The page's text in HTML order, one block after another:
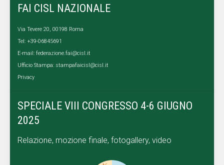
FAI CISL NAZIONALE
Via Tevere 20, 00198 Roma
Tel: +39-06845691
E-mail: federazione.fai@cisl.it
Ufficio Stampa: stampafaicisl@cisl.it
Privacy
SPECIALE VIII CONGRESSO 4-6 GIUGNO
2025
Relazione, mozione finale, fotogallery, video